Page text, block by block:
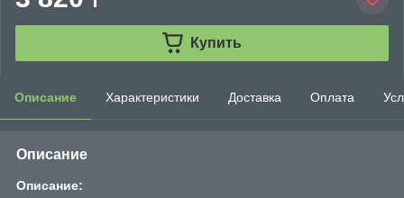
Купить
Описание Характеристики Доставка Оплата
Описание
Описание: